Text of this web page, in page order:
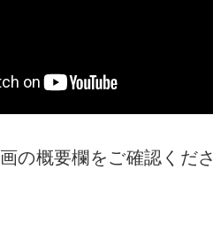
の概要欄をご確認くだ